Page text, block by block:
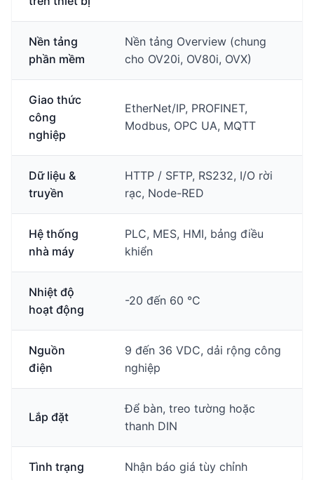
Nền tảng
phần mềm
Nền tảng Overview (chung
cho OV20i, OV80i, OVX)
Giao thức
công
nghiệp
EtherNet/IP, PROFINET,
Modbus, OPC UA, MQTT
Dữ liệu &
truyền
HTTP / SFTP, RS232, I/O rời
rạc, Node-RED
Hệ thống
nhà máy
PLC, MES, HMI, bảng điều
khiển
Nhiệt độ
hoạt động
-20 đến 60 °C
Nguồn
điện
9 đến 36 VDC, dải rộng công
nghiệp
Lắp đặt
Để bàn, treo tường hoặc
thanh DIN
Tình trạng Nhận báo giá tùy chỉnh